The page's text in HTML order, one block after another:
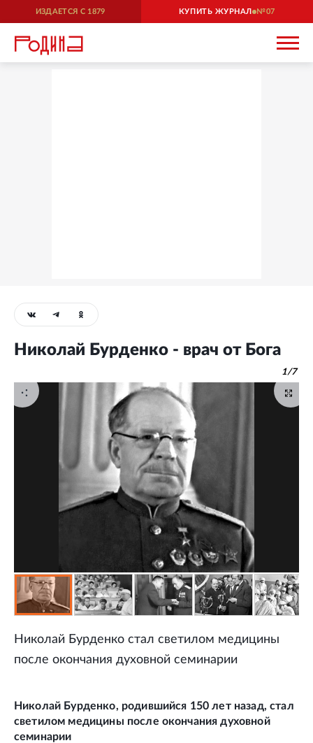
ИЗДАЕТСЯ С 1879 КУПИТЬ ЖУРНАЛ 07
Николай Бурденко - врач от Бога
1/7
Николай Бурденко стал светилом медицины
после окончания духовной семинарии
Николай Бурденко, родившийся 150 лет назад, стал
светилом медицины после окончания духовной
семинарии